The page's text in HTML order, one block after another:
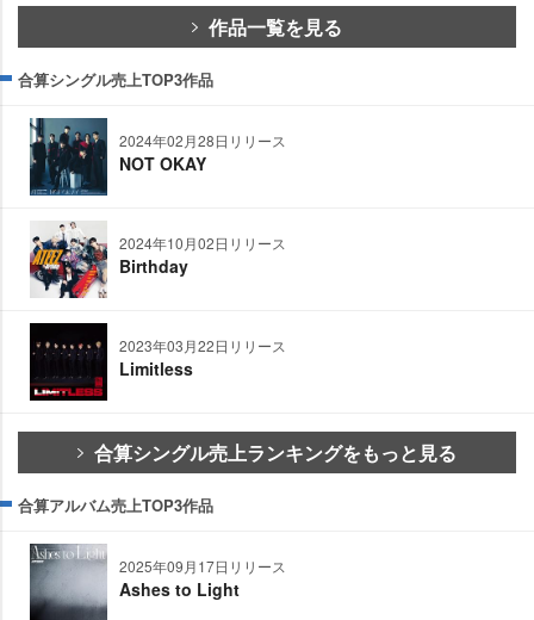
作品一覧を見る
合算シングル売上TOP3作品
2024年02月28日リリース
NOT OKAY
2024年10月02日リリース
Birthday
2023年03月22日リリース
Limitless
合算シングル売上ランキングをもっと見る
合算アルバム売上TOP3作品
2025年09月17日リリース
Ashes to Light